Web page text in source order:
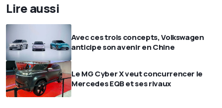
Lire aussi
Avec ces trois concepts, Volkswagen
anticipe son avenir en Chine
Le MG Cyber X veut concurrencer le
Mercedes EQB et ses rivaux